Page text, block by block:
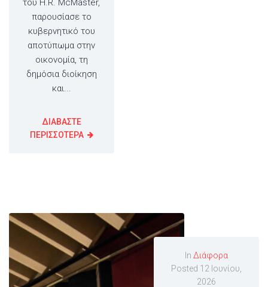
του H.R. McMaster,
παρουσίασε το
κυβερνητικό του
αποτύπωμα στην
οικονομία, τη
δημόσια διοίκηση
και...
ΔΙΑΒΑΣΤΕ
ΠΕΡΙΣΣΟΤΕΡΑ
InΔιάφορα
Posted 12 Ιουνίου,
2026